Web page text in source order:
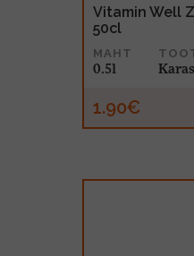
Vitamin Well
50cl
MAHT
0.5l
1.90€